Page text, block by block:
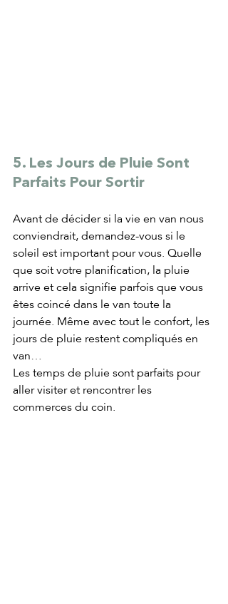
5. Les Jours de Pluie Sont
Parfaits Pour Sortir
Avant de décider si la vie en van nous
conviendrait, demandez-vous si le
soleil est important pour vous. Quelle
que soit votre planification, la pluie
arrive et cela signifie parfois que vous
êtes coincé dans le van toute la
journée. Même avec tout le confort, les
jours de pluie restent compliqués en
van…
Les temps de pluie sont parfaits pour
aller visiter et rencontrer les
commerces du coin.